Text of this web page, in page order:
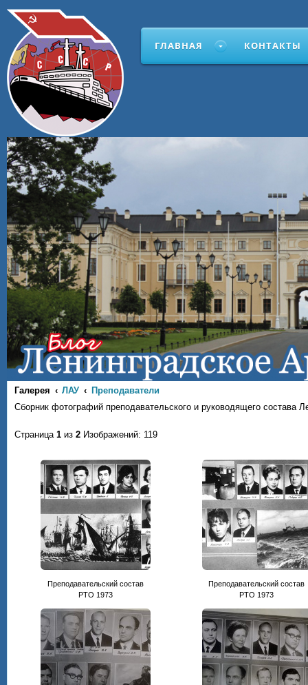
ГЛАВНАЯ КОНТАКТЫ
Галерея ЛАУ
Преподаватели
Сборник фотографий преподавательского и руководящего состава
Страница 1 из 2 Изображений: 119
Преподавательский состав
РТО 1973
Преподавательский состав
РТО 1973